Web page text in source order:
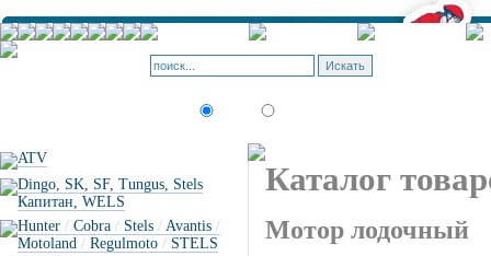
ATV
Dingo, SK, SF, Tungus, Stels
Капитан, WELS
Hunter / Cobra / Stels / Avantis /
Motoland / Regulmoto / STELS
Каталог
Мотор лодочный